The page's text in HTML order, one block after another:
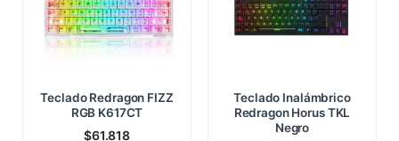
Teclado Redragon FIZZ
RGB K617CT
$61.818
Teclado Inalámbrico
Redragon Horus TKL
Negro